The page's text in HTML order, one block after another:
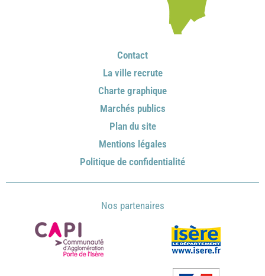
Contact
La ville recrute
Charte graphique
Marchés publics
Plan du site
Mentions légales
Politique de confidentialité
Nos partenaires